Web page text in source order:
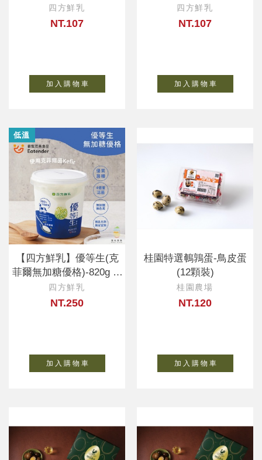
四方鮮乳
NT.107
加 入 購 物 車
入)
四方鮮乳
NT.107
加 入 購 物 車
低溫
【四方鮮乳】優等生(克
菲爾無加糖優格)-820g (1
杯入)
四方鮮乳
NT.250
加 入 購 物 車
桂園特選鵪鶉蛋-鳥皮蛋
(12顆裝)
桂園農場
NT.120
加 入 購 物 車